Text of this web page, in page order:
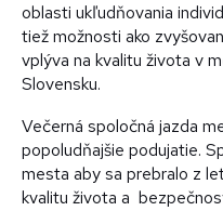
oblasti ukľudňovania
tiež možnosti ako
vplýva na kvalitu života v
Slovensku.
Večerná spoločná jazda
popoludňajšie podujatie.
mesta aby sa prebralo z
kvalitu života a